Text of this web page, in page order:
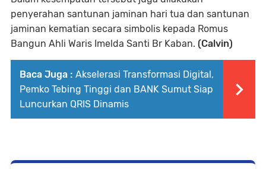
penyerahan santunan jaminan hari tua dan santunan
jaminan kematian secara simbolis kepada Romus
Bangun Ahli Waris Imelda Santi Br Kaban. (Calvin)
Baca Juga : Akselerasi Transformasi Digital,
Pemko Tebing Tinggi dan BANK Sumut Siap
Luncurkan QRIS Dinamis